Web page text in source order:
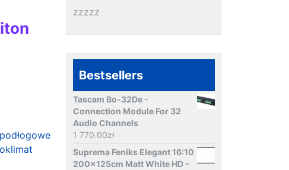
zzzzz
Bestsellers
Tascam Bo-32De -
Connection Module For 32
Audio Channels
1 770.00zł
Suprema Feniks Elegant 16:10
200x125cm Matt White HD -